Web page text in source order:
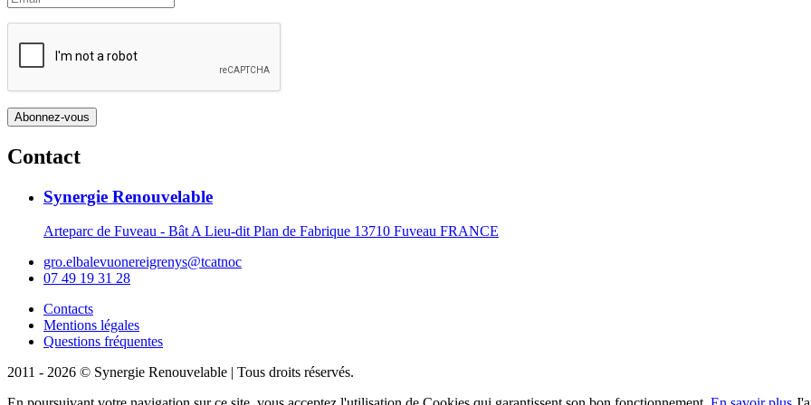
Contact
Synergie Renouvelable
Arteparc de Fuveau - Bât A Lieu-dit Plan de Fabrique 13710 Fuveau FRANCE
gro.elbalevuonereigrenys@tcatnoc
07 49 19 31 28
Contacts
Mentions légales
Questions fréquentes
2011 - 2026 © Synergie Renouvelable | Tous droits réservés.